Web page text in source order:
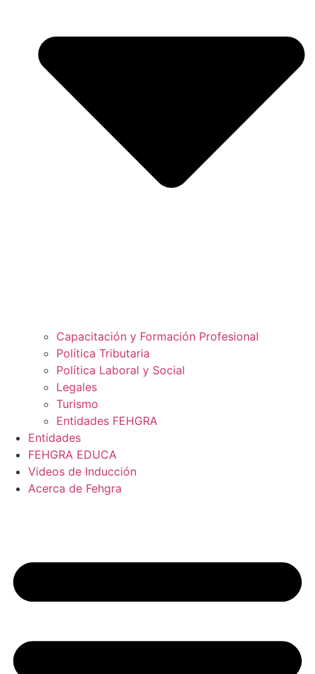
Capacitación y Formación Profesional
Política Tributaria
Política Laboral y Social
Legales
Turismo
Entidades FEHGRA
Entidades
FEHGRA EDUCA
Videos de Inducción
Acerca de Fehgra